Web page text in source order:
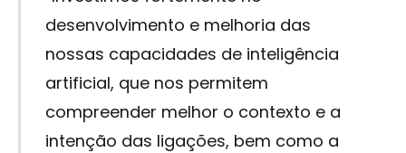
desenvolvimento e melhoria das
nossas capacidades de inteligência
artificial, que nos permitem
compreender melhor o contexto e a
intenção das ligações, bem como a